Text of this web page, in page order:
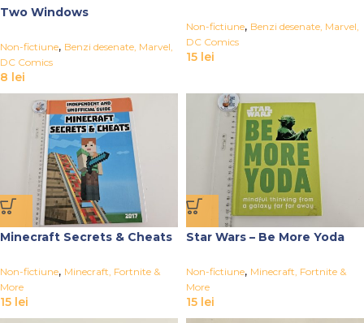
Two Windows
Non-fictiune, Benzi desenate, Marvel,
DC Comics
8 lei
Non-fictiune, Benzi desenate, Marvel,
DC Comics
15 lei
Minecraft Secrets & Cheats
Non-fictiune, Minecraft, Fortnite &
More
15 lei
Star Wars – Be More Yoda
Non-fictiune, Minecraft, Fortnite &
More
15 lei